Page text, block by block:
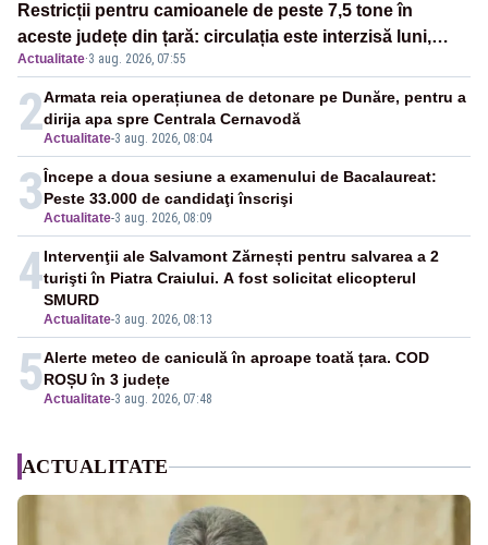
Restricții pentru camioanele de peste 7,5 tone în
aceste județe din țară: circulația este interzisă luni,
între orele 12:00 și 20:00
Actualitate·3 aug. 2026, 07:55
2Actualitate-3 aug. 2026, 08:04
Armata reia operațiunea de detonare pe Dunăre, pentru a
dirija apa spre Centrala Cernavodă
3Actualitate-3 aug. 2026, 08:09
Începe a doua sesiune a examenului de Bacalaureat:
Peste 33.000 de candidaţi înscrişi
4
Actualitate-3 aug. 2026, 08:13
Intervenţii ale Salvamont Zărnești pentru salvarea a 2
turişti în Piatra Craiului. A fost solicitat elicopterul
SMURD
5Actualitate-3 aug. 2026, 07:48
Alerte meteo de caniculă în aproape toată țara. COD
ROȘU în 3 județe
ACTUALITATE